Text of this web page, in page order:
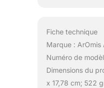
Fiche technique
Marque :
Numéro de
Dimensions du
x 17,78 cm; 522